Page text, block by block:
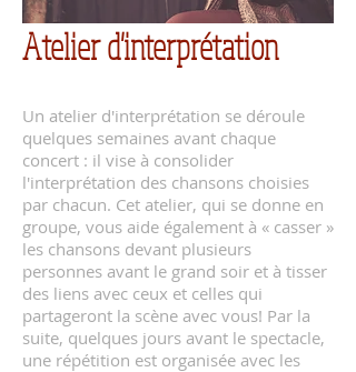
Atelier d'interprétation
Un atelier d'interprétation se déroule
quelques semaines avant chaque
concert : il vise à consolider
l'interprétation des chansons choisies
par chacun. Cet atelier, qui se donne en
groupe, vous aide également à « casser »
les chansons devant plusieurs
personnes avant le grand soir et à tisser
des liens avec ceux et celles qui
partageront la scène avec vous! Par la
suite, quelques jours avant le spectacle,
une répétition est organisée avec les